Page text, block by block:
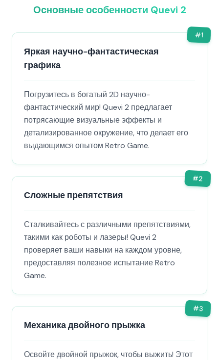
Основные особенности Quevi 2
#1
Яркая научно-фантастическая
графика
Погрузитесь в богатый 2D научно-
фантастический мир! Quevi 2 предлагает
потрясающие визуальные эффекты и
детализированное окружение, что делает его
выдающимся опытом Retro Game.
#2
Сложные препятствия
Сталкивайтесь с различными препятствиями,
такими как роботы и лазеры! Quevi 2
проверяет ваши навыки на каждом уровне,
предоставляя полезное испытание Retro
Game.
#3
Механика двойного прыжка
Освойте двойной прыжок, чтобы выжить! Этот